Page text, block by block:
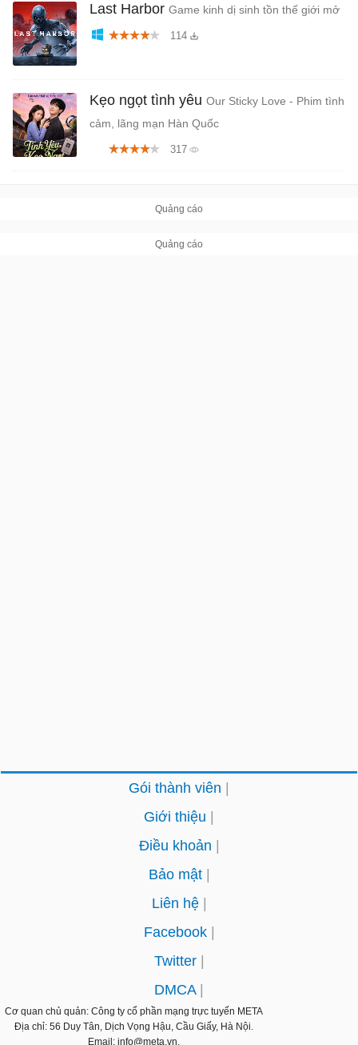
Last Harbor Game kinh dị sinh tồn thế giới mở
114
Kẹo ngọt tình yêu Our Sticky Love - Phim tình
cảm, lãng mạn Hàn Quốc
317
Gói thành viên
Giới thiệu
Điều khoản
Bảo mật
Liên hệ
Facebook
Twitter
DMCA
Cơ quan chủ quản: Công ty cổ phần mạng trực tuyến META
Địa chỉ: 56 Duy Tân, Dịch Vọng Hậu, Cầu Giấy, Hà Nội.
Email: info@meta.vn.